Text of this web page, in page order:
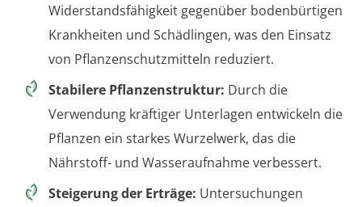
Widerstandsfähigkeit gegenüber bodenbürtigen
Krankheiten und Schädlingen, was den Einsatz
von Pflanzenschutzmitteln reduziert.
Stabilere Pflanzenstruktur: Durch die
Verwendung kräftiger Unterlagen entwickeln die
Pflanzen ein starkes Wurzelwerk, das die
Nährstoff- und Wasseraufnahme verbessert.
Steigerung der Erträge: Untersuchungen